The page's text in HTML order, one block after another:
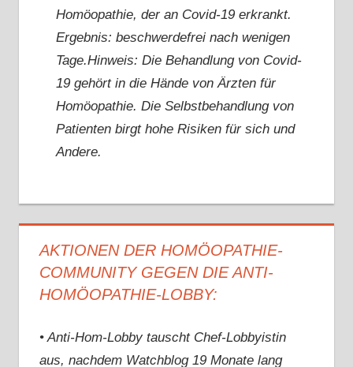
Homöopathie, der an Covid-19 erkrankt.
Ergebnis: beschwerdefrei nach wenigen
Tage.Hinweis: Die Behandlung von Covid-
19 gehört in die Hände von Ärzten für
Homöopathie. Die Selbstbehandlung von
Patienten birgt hohe Risiken für sich und
Andere.
AKTIONEN DER HOMÖOPATHIE-
COMMUNITY GEGEN DIE ANTI-
HOMÖOPATHIE-LOBBY:
• Anti-Hom-Lobby tauscht Chef-Lobbyistin
aus, nachdem Watchblog 19 Monate lang